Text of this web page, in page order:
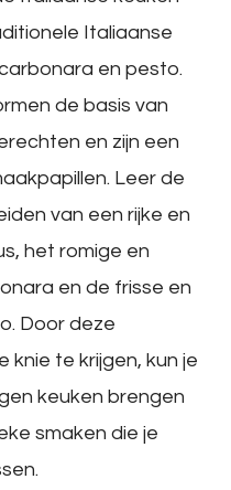
Italiaanse
en pesto.
de basis van
en zijn een
Leer de
van een rijke en
het romige en
en de frisse en
Door deze
knie te krijgen, kun je
keuken brengen
smaken die je